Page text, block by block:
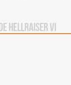
Hellraiser VI